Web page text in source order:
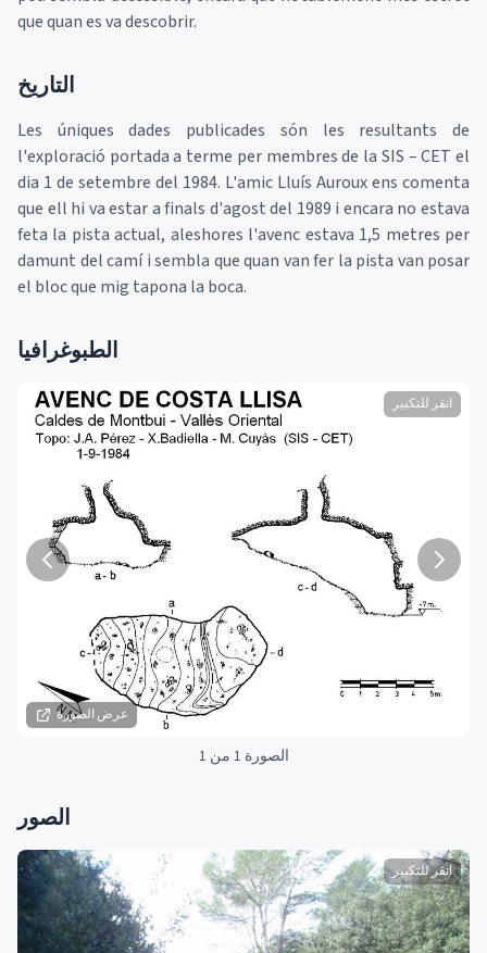
que quan es va descobrir.
التاريخ
Les úniques dades publicades són les resultants de
l'exploració portada a terme per membres de la SIS – CET el
dia 1 de setembre del 1984. L'amic Lluís Auroux ens comenta
que ell hi va estar a finals d'agost del 1989 i encara no estava
feta la pista actual, aleshores l'avenc estava 1,5 metres per
damunt del camí i sembla que quan van fer la pista van posar
el bloc que mig tapona la boca.
الطبوغرافيا
عرض الصورة
انقر للتكبير
الصورة 1 من 1
الصور
انقر للتكبير